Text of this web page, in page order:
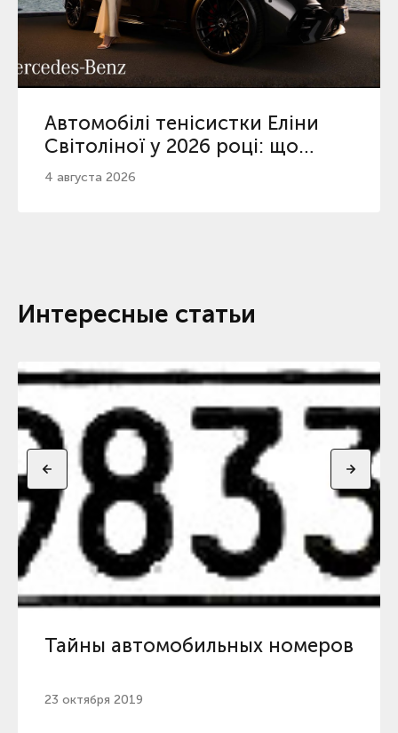
Автомобілі тенісистки Еліни
Світоліної у 2026 році: що
відомо про її вибір
4 августа 2026
Интересные статьи
Тайны автомобильных номеров
23 октября 2019